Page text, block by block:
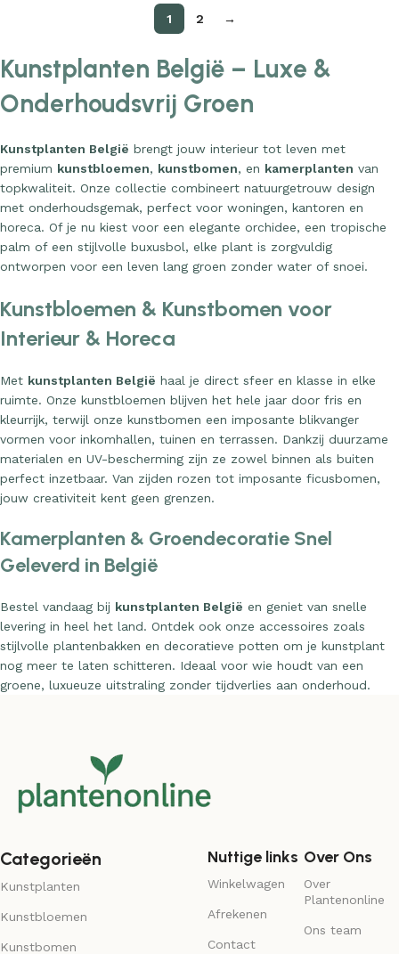
1 2 →
Kunstplanten België – Luxe &
Onderhoudsvrij Groen
Kunstplanten België brengt jouw interieur tot leven met
premium kunstbloemen, kunstbomen, en kamerplanten van
topkwaliteit. Onze collectie combineert natuurgetrouw design
met onderhoudsgemak, perfect voor woningen, kantoren en
horeca. Of je nu kiest voor een elegante orchidee, een tropische
palm of een stijlvolle buxusbol, elke plant is zorgvuldig
ontworpen voor een leven lang groen zonder water of snoei.
Kunstbloemen & Kunstbomen voor
Interieur & Horeca
Met kunstplanten België haal je direct sfeer en klasse in elke
ruimte. Onze kunstbloemen blijven het hele jaar door fris en
kleurrijk, terwijl onze kunstbomen een imposante blikvanger
vormen voor inkomhallen, tuinen en terrassen. Dankzij duurzame
materialen en UV-bescherming zijn ze zowel binnen als buiten
perfect inzetbaar. Van zijden rozen tot imposante ficusbomen,
jouw creativiteit kent geen grenzen.
Kamerplanten & Groendecoratie Snel
Geleverd in België
Bestel vandaag bij kunstplanten België en geniet van snelle
levering in heel het land. Ontdek ook onze accessoires zoals
stijlvolle plantenbakken en decoratieve potten om je kunstplant
nog meer te laten schitteren. Ideaal voor wie houdt van een
groene, luxueuze uitstraling zonder tijdverlies aan onderhoud.
Categorieën
Kunstplanten
Kunstbloemen
Kunstbomen
Nuttige links
Winkelwagen
Afrekenen
Contact
Over Ons
Over
Plantenonline
Ons team